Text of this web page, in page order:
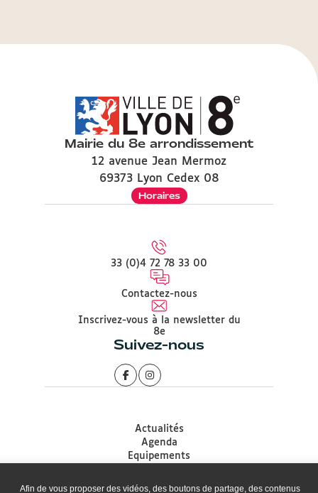
Afin de vous proposer des vidéos, des boutons de partage, des contenus
Mairie du 8e arrondissement
12 avenue Jean Mermoz
69373 Lyon Cedex 08
Horaires
33 (0)4 72 78 33 00
Contactez-nous
Inscrivez-vous à la newsletter du
8e
Suivez-nous
Actualités
Agenda
Equipements
Associations